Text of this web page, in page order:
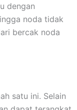
dengan
noda tidak
bercak noda
satu ini. Selain